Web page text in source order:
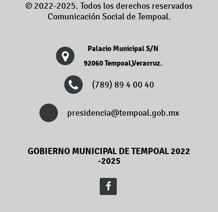
© 2022-2025. Todos los derechos reservados
Comunicación Social de Tempoal.
Palacio Municipal S/N
92060 Tempoal,Veracruz.
(789) 89 4 00 40
presidencia@tempoal.gob.mx
GOBIERNO MUNICIPAL DE TEMPOAL 2022
-2025